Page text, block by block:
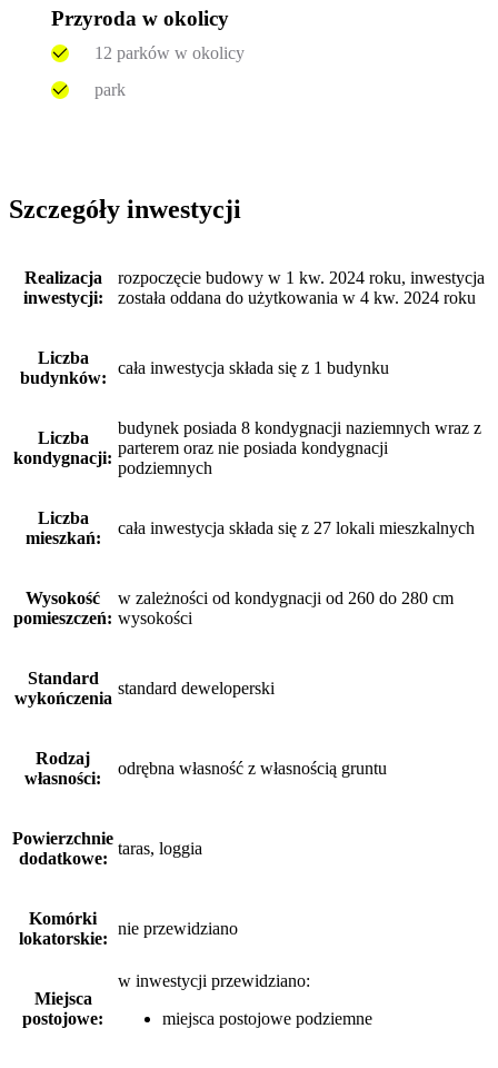
Przyroda w okolicy
12 parków w okolicy
park
Szczegóły inwestycji
Realizacja
inwestycji:
rozpoczęcie budowy w 1 kw. 2024 roku, inwestycja
została oddana do użytkowania w 4 kw. 2024 roku
Liczba
budynków:
cała inwestycja składa się z 1 budynku
Liczba
kondygnacji:
budynek posiada 8 kondygnacji naziemnych wraz z
parterem oraz nie posiada kondygnacji
podziemnych
Liczba
mieszkań:
cała inwestycja składa się z 27 lokali mieszkalnych
Wysokość
pomieszczeń:
w zależności od kondygnacji od 260 do 280 cm
wysokości
Standard
wykończenia
standard deweloperski
Rodzaj
własności:
odrębna własność z własnością gruntu
Powierzchnie
dodatkowe:
taras, loggia
Komórki
lokatorskie:
nie przewidziano
Miejsca
postojowe:
w inwestycji przewidziano:
miejsca postojowe podziemne